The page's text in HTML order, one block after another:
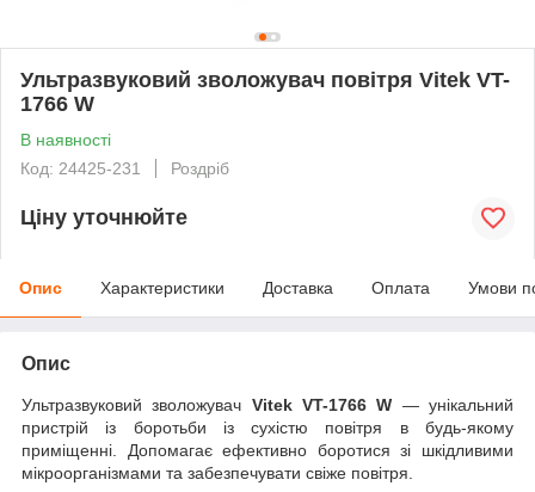
Ультразвуковий зволожувач повітря Vitek VT-
1766 W
В наявності
Код: 24425-231
Роздріб
Ціну уточнюйте
Опис Характеристики Доставка Оплата Умови
Опис
Ультразвуковий зволожувач Vitek VT-1766 W — унікальний
пристрій із боротьби із сухістю повітря в будь-якому
приміщенні. Допомагає ефективно боротися зі шкідливими
мікроорганізмами та забезпечувати свіже повітря.